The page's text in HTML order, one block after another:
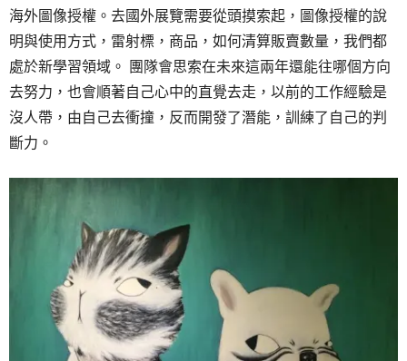
海外圖像授權。去國外展覽需要從頭摸索起，圖像授權的說
明與使用方式，雷射標，商品，如何清算販賣數量，我們都
處於新學習領域。 團隊會思索在未來這兩年還能往哪個方向
去努力，也會順著自己心中的直覺去走，以前的工作經驗是
沒人帶，由自己去衝撞，反而開發了潛能，訓練了自己的判
斷力。